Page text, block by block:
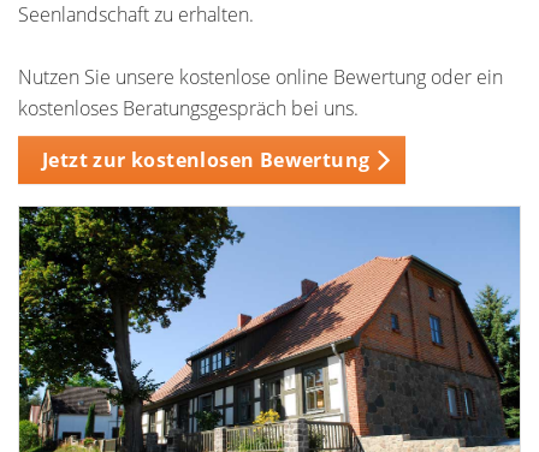
Seenlandschaft zu erhalten.
Nutzen Sie unsere kostenlose online Bewertung oder ein
kostenloses Beratungsgespräch bei uns.
Jetzt zur kostenlosen Bewertung